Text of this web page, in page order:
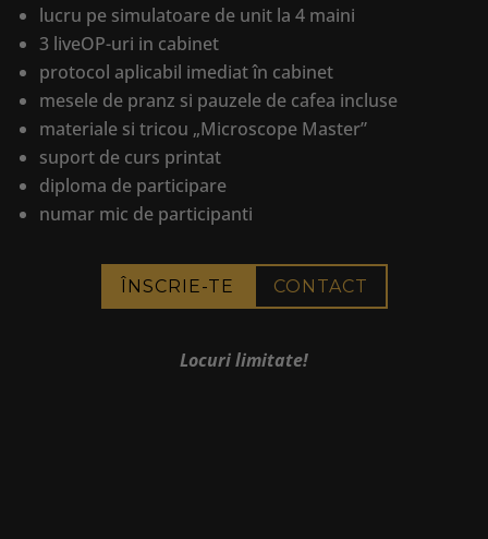
lucru pe simulatoare de unit la 4 maini
3 liveOP-uri in cabinet
protocol aplicabil imediat în cabinet
mesele de pranz si pauzele de cafea incluse
materiale si tricou „Microscope Master”
suport de curs printat
diploma de participare
numar mic de participanti
ÎNSCRIE-TE CONTACT
Locuri limitate!